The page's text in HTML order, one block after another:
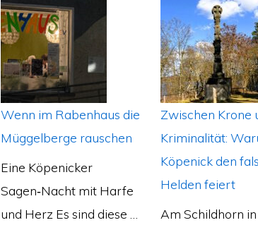
Wenn im Rabenhaus die
Müggelberge rauschen
Eine Köpenicker
Sagen‑Nacht mit Harfe
und Herz Es sind diese …
Zwischen Krone
Kriminalität:
Köpenick den
Helden feiert
Am Schildhorn in